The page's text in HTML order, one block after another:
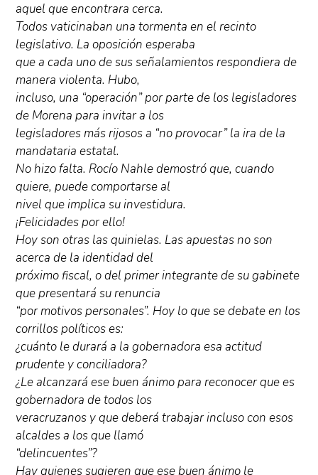
aquel que encontrara cerca.
Todos vaticinaban una tormenta en el recinto
legislativo. La oposición esperaba
que a cada uno de sus señalamientos respondiera de
manera violenta. Hubo,
incluso, una “operación” por parte de los legisladores
de Morena para invitar a los
legisladores más rijosos a “no provocar” la ira de la
mandataria estatal.
No hizo falta. Rocío Nahle demostró que, cuando
quiere, puede comportarse al
nivel que implica su investidura.
¡Felicidades por ello!
Hoy son otras las quinielas. Las apuestas no son
acerca de la identidad del
próximo fiscal, o del primer integrante de su gabinete
que presentará su renuncia
“por motivos personales”. Hoy lo que se debate en los
corrillos políticos es:
¿cuánto le durará a la gobernadora esa actitud
prudente y conciliadora?
¿Le alcanzará ese buen ánimo para reconocer que es
gobernadora de todos los
veracruzanos y que deberá trabajar incluso con esos
alcaldes a los que llamó
“delincuentes”?
Hay quienes sugieren que ese buen ánimo le